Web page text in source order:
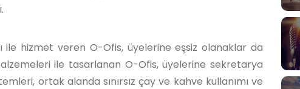
ile hizmet veren O-Ofis, üyelerine eşsiz olanaklar da
ile tasarlanan O-Ofis, üyelerine sekretarya
ortak alanda sınırsız çay ve kahve kullanımı ve